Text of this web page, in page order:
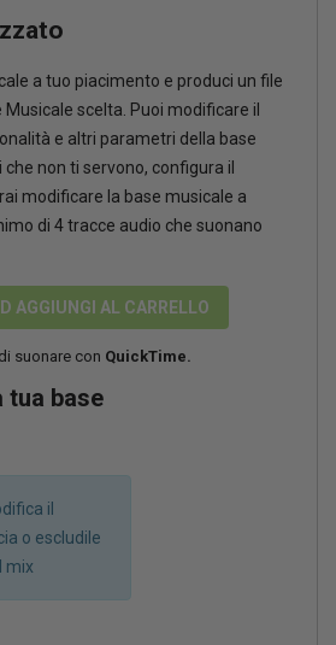
a tuo piacimento e produci un file
scelta. Puoi modificare il
e altri parametri della base
non ti servono, configura il
modificare la base musicale a
di 4 tracce audio che suonano
AGGIUNGI AL CARRELLO
suonare con QuickTime.
tua base
il
o escludile
mix